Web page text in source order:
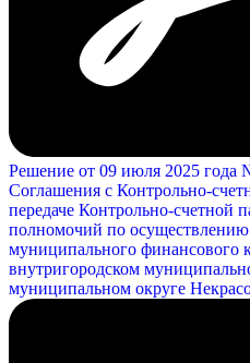
Решение от 09 июля 2025 года
Соглашения с Контрольно-
передаче Контрольно-счетной
полномочий по
муниципального финансового
внутригородском
муниципальном округе